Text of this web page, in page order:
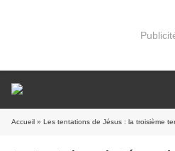
Accueil » Les tentations de Jésus : la troisième tentation -